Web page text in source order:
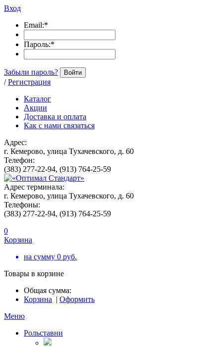
Вход
Email:*
Пароль:*
Забыли пароль? Войти
/ Регистрация
Каталог
Акции
Доставка и оплата
Как с нами связаться
Адрес:
г. Кемерово, улица Тухачевского, д. 60
Телефон:
(383) 277-22-94, (913) 764-25-59
Адрес терминала:
г. Кемерово, улица Тухачевского, д. 60
Телефоны:
(383) 277-22-94, (913) 764-25-59
0
Корзина
на сумму 0 руб.
Товары в корзине
Общая сумма:
Корзина | Оформить
Меню
Рольставни